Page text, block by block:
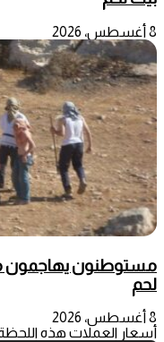
8 أغسطس، 2026
مستوطنون يهاجمون
لحم
8 أغسطس، 2026
أسعار العملات هذه